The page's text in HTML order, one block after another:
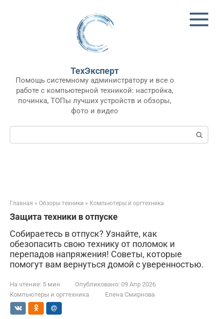
ТехЭксперт
Помощь системному администратору и все о
работе с компьютерной техникой: настройка,
починка, ТОПы лучших устройств и обзоры,
фото и видео
Поиск:
Главная » Обзоры техники » Компьютеры и оргтехника
Защита техники в отпуске
Собираетесь в отпуск? Узнайте, как
обезопасить свою технику от поломок и
перепадов напряжения! Советы, которые
помогут вам вернуться домой с уверенностью.
На чтение: 5 мин Опубликовано: 09 Апр 2026
Компьютеры и оргтехника
Елена Смирнова